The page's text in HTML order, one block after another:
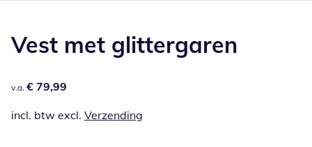
Vest met glittergaren
€ 79,99
v.a. € 79,99
incl. btw excl. Verzending